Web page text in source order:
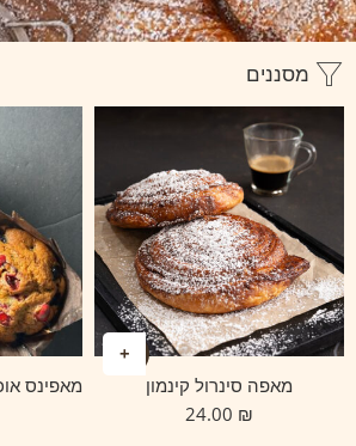
מסננים
מאפה סינרול קינמון
₪